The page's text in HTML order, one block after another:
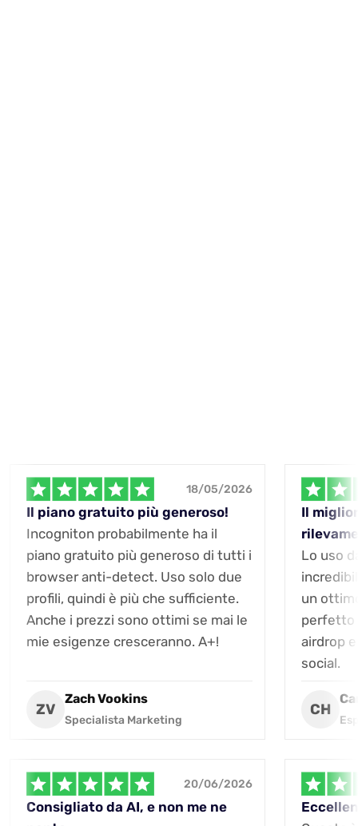
18/05/2026
Il piano gratuito più generoso!
Incogniton probabilmente ha il
piano gratuito più generoso di tutti i
browser anti-detect. Uso solo due
profili, quindi è più che sufficiente.
Anche i prezzi sono ottimi se mai le
mie esigenze cresceranno. A+!
ZV
Zach Vookins
Specialista Marketing
Il
Lo uso
un
perfetto
airdrop
social.
CH
20/06/2026
Consigliato da AI, e non me ne